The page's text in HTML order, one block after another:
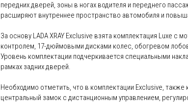
передних дверей, зоны в ногах водителя и переднего
расширяют внутреннее пространство автомобиля и
За основу LADA XRAY Exclusive взята комплектация Luxe
контролем, 17-дюймовыми дисками колес, обогревом
Уровень комплектации подчеркивается специальными
рамках задних дверей.
Необходимо отметить, что в комплектации Exclusive, также
центральный замок с дистанционным управлением,